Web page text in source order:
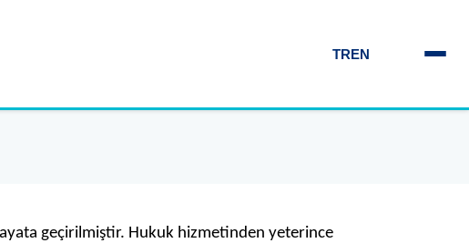
TREN
geçirilmiştir. Hukuk hizmetinden yeterince